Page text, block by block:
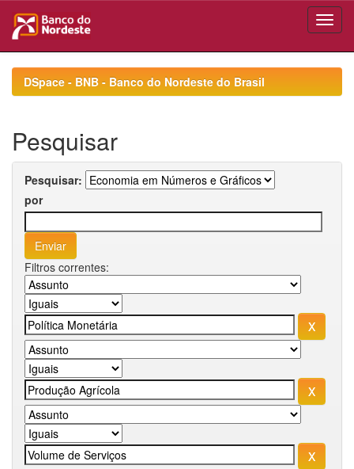
navigationDSpace - BNB - Banco do Nordeste do Brasil
Pesquisar
Pesquisar:
por
Filtros correntes: